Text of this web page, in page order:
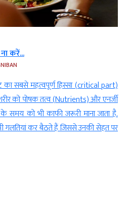
होते हैं कार्डियक...
AGNIBAN
में देश (Country) में लगातार दिल से
तेजी से बढ़ रहे हैं। इन दिनों न सिर्फ
में भी लगातार कार्डियक अरेस्ट
attack) के मामले सामने आ रहे हैं। दिल